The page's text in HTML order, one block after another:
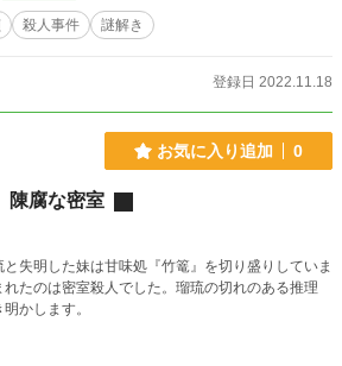
殺人事件 謎解き
登録日 2022.11.18
お気に入り追加 0
腐な密室
失明した妹は甘味処『竹篭』を切り盛りしていま
たのは密室殺人でした。瑠琉の切れのある推理
かします。